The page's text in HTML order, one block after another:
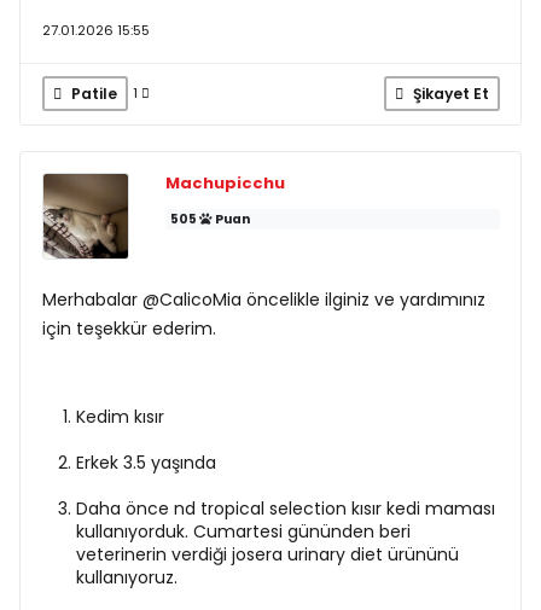
27.01.2026 15:55
Patile 1 Şikayet Et
Machupicchu
505 Puan
Merhabalar @CalicoMia öncelikle ilginiz ve yardımınız
için teşekkür ederim.
Kedim kısır
Erkek 3.5 yaşında
Daha önce nd tropical selection kısır kedi maması
kullanıyorduk. Cumartesi gününden beri
veterinerin verdiği josera urinary diet ürününü
kullanıyoruz.